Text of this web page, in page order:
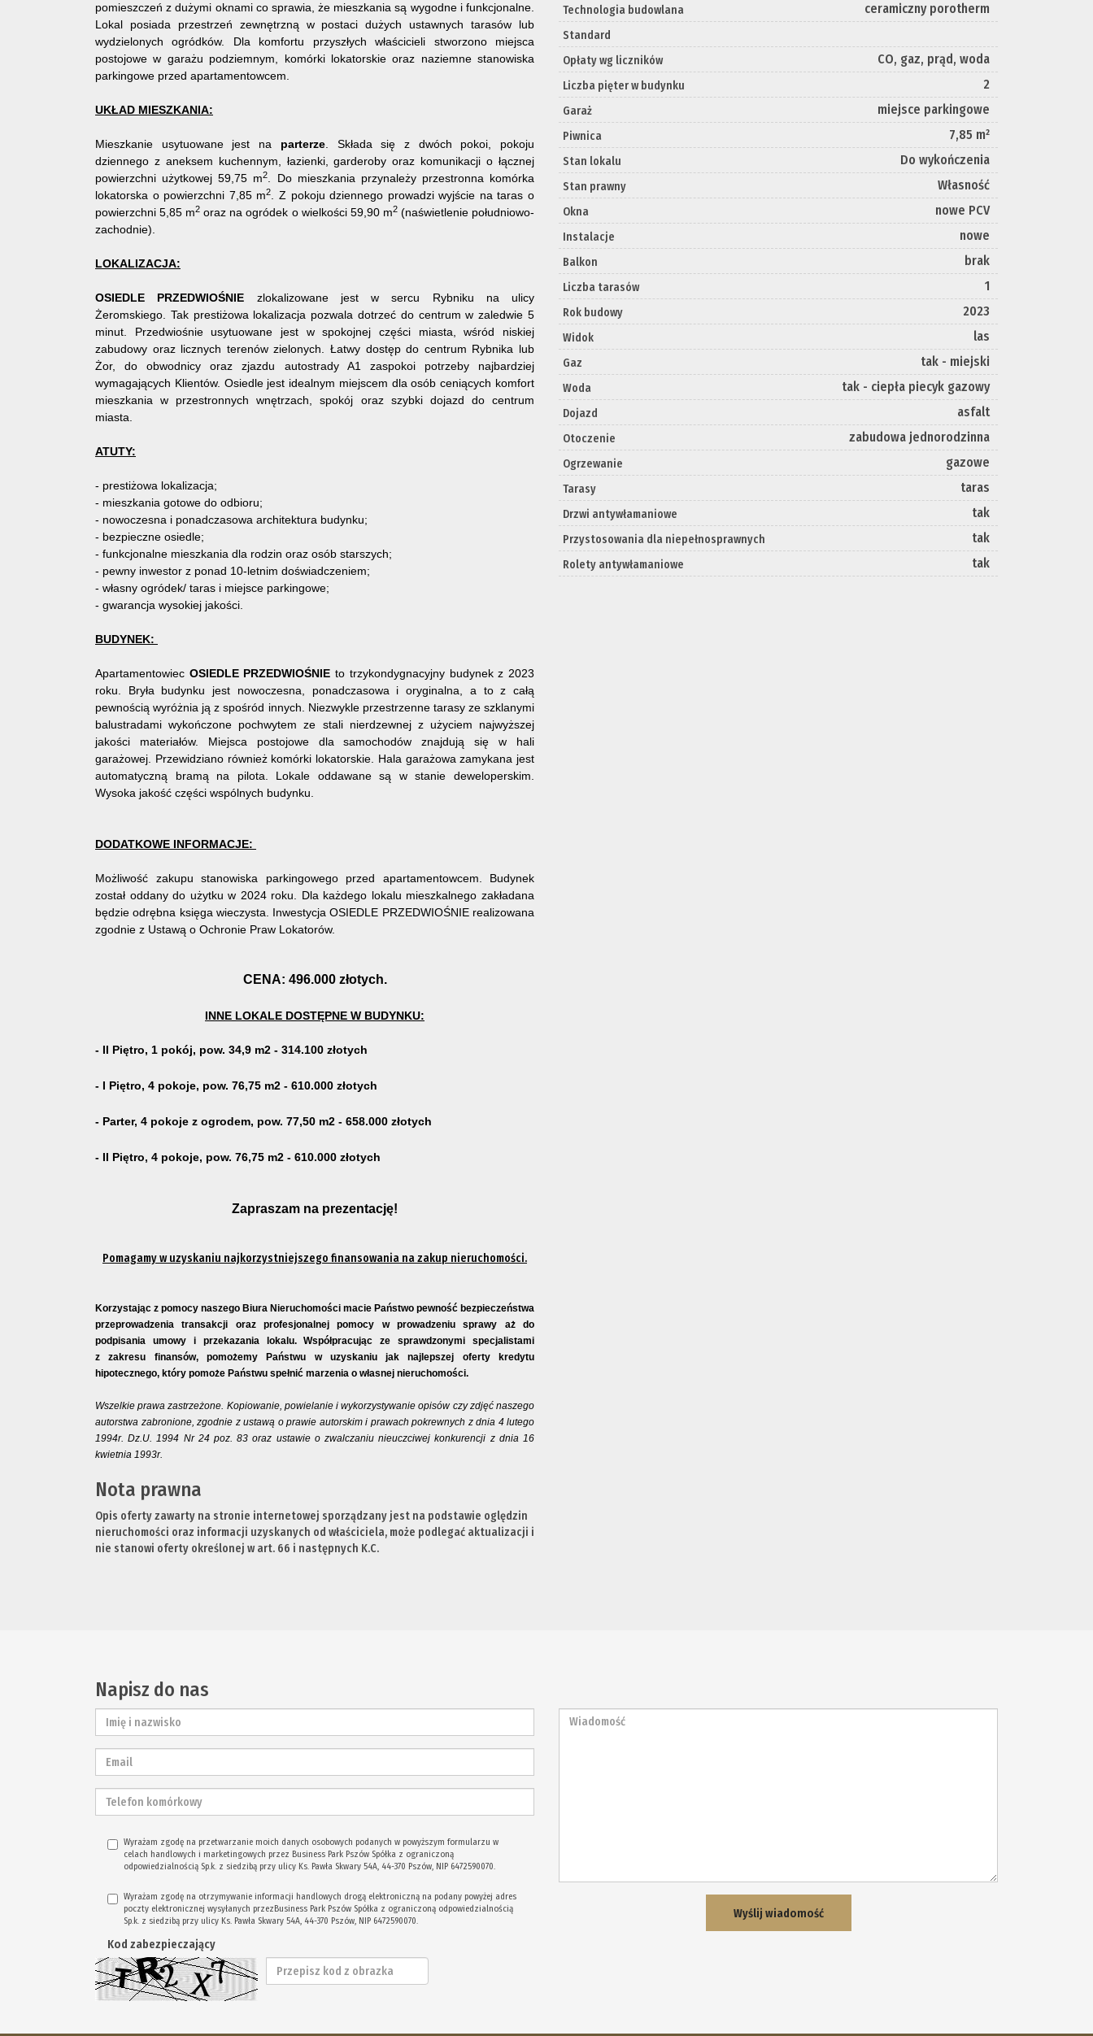
pomieszczeń z dużymi oknami co sprawia, że mieszkania są wygodne i funkcjonalne.
Lokal posiada przestrzeń zewnętrzną w postaci dużych ustawnych tarasów lub
wydzielonych ogródków. Dla komfortu przyszłych właścicieli stworzono miejsca
postojowe w garażu podziemnym, komórki lokatorskie oraz naziemne stanowiska
parkingowe przed apartamentowcem.
UKŁAD MIESZKANIA:
Mieszkanie usytuowane jest na parterze. Składa się z dwóch pokoi, pokoju
dziennego z aneksem kuchennym, łazienki, garderoby oraz komunikacji o łącznej
powierzchni użytkowej 59,75 m2
. Do mieszkania przynależy przestronna komórka
lokatorska o powierzchni 7,85 m2
. Z pokoju dziennego prowadzi wyjście na taras o
powierzchni 5,85 m2 oraz na ogródek o wielkości 59,90 m2(naświetlenie południowo-
zachodnie).
LOKALIZACJA:
OSIEDLE PRZEDWIOŚNIE zlokalizowane jest w sercu Rybniku na ulicy
Żeromskiego. Tak prestiżowa lokalizacja pozwala dotrzeć do centrum w zaledwie 5
minut. Przedwiośnie usytuowane jest w spokojnej części miasta, wśród niskiej
zabudowy oraz licznych terenów zielonych. Łatwy dostęp do centrum Rybnika lub
Żor, do obwodnicy oraz zjazdu autostrady A1 zaspokoi potrzeby najbardziej
wymagających Klientów. Osiedle jest idealnym miejscem dla osób ceniących komfort
mieszkania w przestronnych wnętrzach, spokój oraz szybki dojazd do centrum
miasta.
ATUTY:
- prestiżowa lokalizacja;
- mieszkania gotowe do odbioru;
- nowoczesna i ponadczasowa architektura budynku;
- bezpieczne osiedle;
- funkcjonalne mieszkania dla rodzin oraz osób starszych;
- pewny inwestor z ponad 10-letnim doświadczeniem;
- własny ogródek/ taras i miejsce parkingowe;
- gwarancja wysokiej jakości.
BUDYNEK:
Apartamentowiec OSIEDLE PRZEDWIOŚNIE to trzykondygnacyjny budynek z 2023
roku. Bryła budynku jest nowoczesna, ponadczasowa i oryginalna, a to z całą
pewnością wyróżnia ją z spośród innych. Niezwykle przestrzenne tarasy ze szklanymi
balustradami wykończone pochwytem ze stali nierdzewnej z użyciem najwyższej
jakości materiałów. Miejsca postojowe dla samochodów znajdują się w hali
garażowej. Przewidziano również komórki lokatorskie. Hala garażowa zamykana jest
automatyczną bramą na pilota. Lokale oddawane są w stanie deweloperskim.
Wysoka jakość części wspólnych budynku.
DODATKOWE INFORMACJE:
Możliwość zakupu stanowiska parkingowego przed apartamentowcem. Budynek
został oddany do użytku w 2024 roku. Dla każdego lokalu mieszkalnego zakładana
będzie odrębna księga wieczysta. Inwestycja OSIEDLE PRZEDWIOŚNIE realizowana
zgodnie z Ustawą o Ochronie Praw Lokatorów.
CENA: 496.000 złotych.
INNE LOKALE DOSTĘPNE W BUDYNKU:
- II Piętro, 1 pokój, pow. 34,9 m2 - 314.100 złotych
- I Piętro, 4 pokoje, pow. 76,75 m2 - 610.000 złotych
- Parter, 4 pokoje z ogrodem, pow. 77,50 m2 - 658.000 złotych
- II Piętro, 4 pokoje, pow. 76,75 m2 - 610.000 złotych
Zapraszam na prezentację!
Pomagamy w uzyskaniu najkorzystniejszego finansowania na zakup nieruchomości.
Korzystając z pomocy naszego Biura Nieruchomości macie Państwo pewność bezpieczeństwa
przeprowadzenia transakcji oraz profesjonalnej pomocy w prowadzeniu sprawy aż do
podpisania umowy i przekazania lokalu. Współpracując ze sprawdzonymi specjalistami
z zakresu finansów, pomożemy Państwu w uzyskaniu jak najlepszej oferty kredytu
hipotecznego, który pomoże Państwu spełnić marzenia o własnej nieruchomości.
Wszelkie prawa zastrzeżone. Kopiowanie, powielanie i wykorzystywanie opisów czy zdjęć naszego
autorstwa zabronione, zgodnie z ustawą o prawie autorskim i prawach pokrewnych z dnia 4 lutego
1994r. Dz.U. 1994 Nr 24 poz. 83 oraz ustawie o zwalczaniu nieuczciwej konkurencji z dnia 16
kwietnia 1993r.
Nota prawna
Opis oferty zawarty na stronie internetowej sporządzany jest na podstawie oględzin
nieruchomości oraz informacji uzyskanych od właściciela, może podlegać aktualizacji i
nie stanowi oferty określonej w art. 66 i następnych K.C.
Technologia budowlana ceramiczny porotherm
Standard
Opłaty wg liczników
CO, gaz, prąd, woda
Liczba pięter w budynku 2
Garaż miejsce parkingowe
Piwnica 7,85 m²
Stan lokalu Do wykończenia
Stan prawny Własność
Okna nowe PCV
Instalacje nowe
Balkon brak
Liczba tarasów 1
Rok budowy 2023
Widok las
Gaz tak - miejski
Woda tak - ciepła piecyk gazowy
Dojazd asfalt
Otoczenie zabudowa jednorodzinna
Ogrzewanie gazowe
Tarasy taras
Drzwi antywłamaniowe tak
Przystosowania dla niepełnosprawnych tak
Rolety antywłamaniowe tak
Napisz do nas
Wyrażam zgodę na przetwarzanie moich danych osobowych podanych w powyższym formularzu w
celach handlowych i marketingowych przez Business Park Pszów Spółka z ograniczoną
odpowiedzialnością Sp.k. z siedzibą przy ulicy Ks. Pawła Skwary 54A, 44-370 Pszów, NIP 6472590070.
Wyrażam zgodę na otrzymywanie informacji handlowych drogą elektroniczną na podany powyżej adres
poczty elektronicznej wysyłanych przezBusiness Park Pszów Spółka z ograniczoną odpowiedzialnością
Sp.k. z siedzibą przy ulicy Ks. Pawła Skwary 54A, 44-370 Pszów, NIP 6472590070.
Kod zabezpieczający